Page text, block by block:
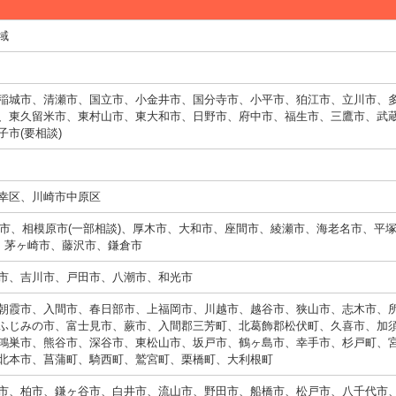
城市、清瀬市、国立市、小金井市、国分寺市、小平市、狛江市、立川市、
東久留米市、東村山市、東大和市、日野市、府中市、福生市、三鷹市、武
市(要相談)
区、川崎市中原区
、相模原市(一部相談)、厚木市、大和市、座間市、綾瀬市、海老名市、平
ヶ崎市、藤沢市、鎌倉市
、吉川市、戸田市、八潮市、和光市
霞市、入間市、春日部市、上福岡市、川越市、越谷市、狭山市、志木市、
じみの市、富士見市、蕨市、入間郡三芳町、北葛飾郡松伏町、久喜市、加
巣市、熊谷市、深谷市、東松山市、坂戸市、鶴ヶ島市、幸手市、杉戸町、
本市、菖蒲町、騎西町、鷲宮町、栗橋町、大利根町
、柏市、鎌ヶ谷市、白井市、流山市、野田市、船橋市、松戸市、八千代市